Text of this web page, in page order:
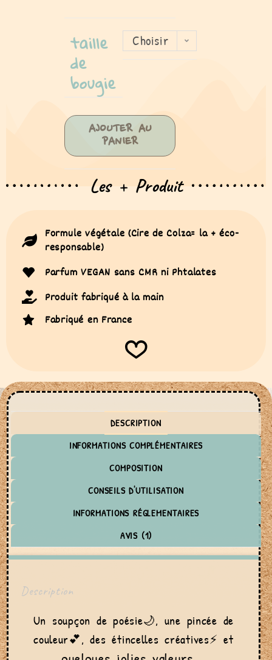
taille
de
bougie
Choisir
AJOUTER AU
PANIER
Les + Produit
Formule végétale (Cire de Colza= la + éco-
responsable)
Parfum VEGAN sans CMR ni Phtalates
Produit fabriqué à la main
Fabriqué en France
DESCRIPTION
INFORMATIONS COMPLÉMENTAIRES
COMPOSITION
CONSEILS D'UTILISATION
INFORMATIONS RÉGLEMENTAIRES
AVIS (1)
Description
Un soupçon de poésie🌙, une pincée de
couleur💕, des étincelles créatives⚡ et